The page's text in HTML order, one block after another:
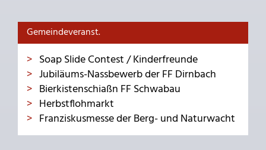
Gemeindeveranst.
Soap Slide Contest / Kinderfreunde
Jubiläums-Nassbewerb der FF Dirnbach
Bierkistenschiaßn FF Schwabau
Herbstflohmarkt
Franziskusmesse der Berg- und Naturwacht